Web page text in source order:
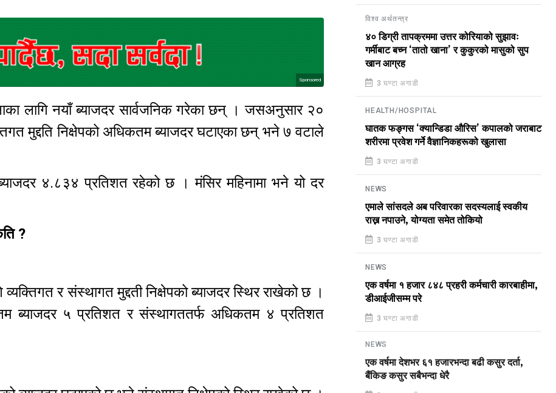
Sponsored
लागि नयाँ ब्याजदर सार्वजनिक गरेका छन् । जसअनुसार २०
मुद्दति निक्षेपको अधिकतम ब्याजदर घटाएका छन् भने ७ वटाले
४.८३४ प्रतिशत रहेको छ । मंसिर महिनामा भने यो दर
?
र संस्थागत मुद्दती निक्षेपको ब्याजदर स्थिर राखेको छ ।
ब्याजदर ५ प्रतिशत र संस्थागततर्फ अधिकतम ४ प्रतिशत
विश्व अर्थतन्त्र
४० डिग्री तापक्रममा उत्तर कोरियाको सुझावः
गर्मीबाट बच्न ‘तातो खाना’ र कुकुरको मासुको सुप
खान आग्रह
3 घण्टा अगाडी
HEALTH/HOSPITAL
घातक फङ्गस ‘क्यान्डिडा औरिस’ कपालको जराबाट
शरीरमा प्रवेश गर्ने वैज्ञानिकहरूको खुलासा
3 घण्टा अगाडी
NEWS
एमाले सांसदले अब परिवारका सदस्यलाई स्वकीय
राख्न नपाउने, योग्यता समेत तोकियो
3 घण्टा अगाडी
NEWS
एक वर्षमा १ हजार ८४८ प्रहरी कर्मचारी कारबाहीमा,
डीआईजीसम्म परे
3 घण्टा अगाडी
NEWS
एक वर्षमा देशभर ६१ हजारभन्दा बढी कसुर दर्ता,
बैंकिङ कसुर सबैभन्दा धेरै